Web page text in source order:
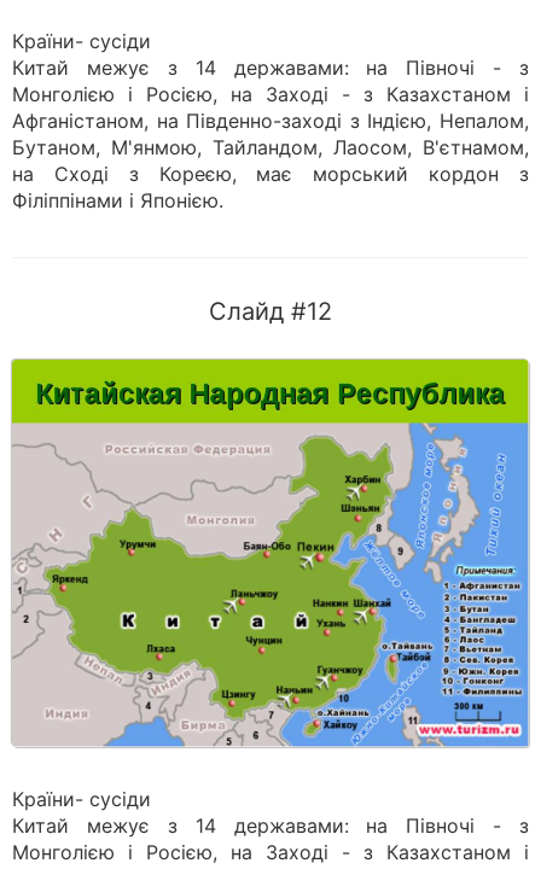
Країни- сусіди
Китай межує з 14 державами: на Півночі - з
Монголією і Росією, на Заході - з Казахстаном і
Афганістаном, на Південно-заході з Індією, Непалом,
Бутаном, М'янмою, Тайландом, Лаосом, В'єтнамом,
на Сході з Кореєю, має морський кордон з
Філіппінами і Японією.
Слайд #12
Країни- сусіди
Китай межує з 14 державами: на Півночі - з
Монголією і Росією, на Заході - з Казахстаном і